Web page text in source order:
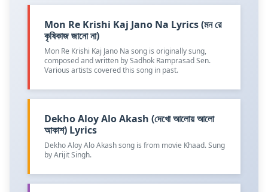
Mon Re Krishi Kaj Jano Na Lyrics (মন রে
কৃষিকাজ জানো না)
Mon Re Krishi Kaj Jano Na song is originally sung,
composed and written by Sadhok Ramprasad Sen.
Various artists covered this song in past.
Dekho Aloy Alo Akash (দেখো আলোয় আলো
আকাশ) Lyrics
Dekho Aloy Alo Akash song is from movie Khaad. Sung
by Arijit Singh.